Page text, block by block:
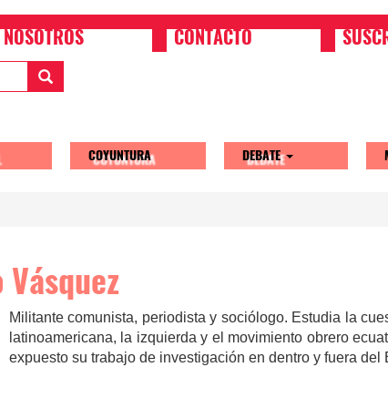
NOSOTROS CONTACTO
COYUNTURA DEBATE
Militante comunista, periodista y sociólogo. Estudia la
latinoamericana, la izquierda y el movimiento obrero
expuesto su trabajo de investigación en dentro y fuera del